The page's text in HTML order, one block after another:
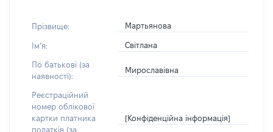
Прізвище: Мартьянова
Імʼя: Світлана
По батькові (за
наявності):
Мирославівна
Реєстраційний
номер облікової
картки платника
податків (за
[Конфіденційна інформація]